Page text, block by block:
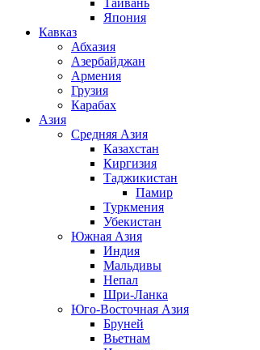
Япония
Кавказ
Абхазия
Азербайджан
Армения
Грузия
Карабах
Азия
Средняя Азия
Казахстан
Киргизия
Таджикистан
Памир
Туркмения
Убекистан
Южная Азия
Индия
Мальдивы
Непал
Шри-Ланка
Юго-Восточная Азия
Бруней
Вьетнам